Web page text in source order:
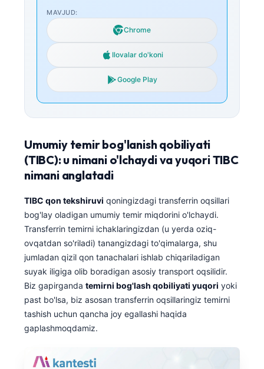
MAVJUD:
Chrome
Ilovalar do'koni
Google Play
Umumiy temir bog'lanish qobiliyati
(TIBC): u nimani o'lchaydi va yuqori TIBC
nimani anglatadi
TIBC qon tekshiruvi qoningizdagi transferrin oqsillari
bog'lay oladigan umumiy temir miqdorini o'lchaydi.
Transferrin temirni ichaklaringizdan (u yerda oziq-
ovqatdan so'riladi) tanangizdagi to'qimalarga, shu
jumladan qizil qon tanachalari ishlab chiqariladigan
suyak iligiga olib boradigan asosiy transport oqsilidir.
Biz gapirganda temirni bog'lash qobiliyati yuqori yoki
past bo'lsa, biz asosan transferrin oqsillaringiz temirni
tashish uchun qancha joy egallashi haqida
gaplashmoqdamiz.